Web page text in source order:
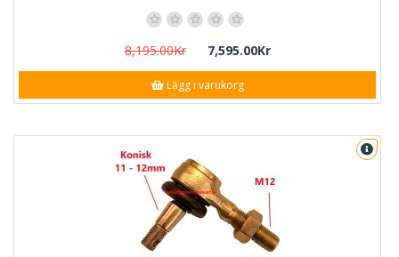
8,195.00Kr 7,595.00Kr
Lägg i varukorg